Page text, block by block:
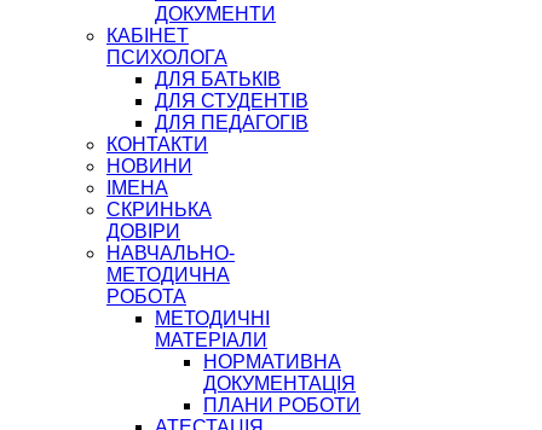
ДОКУМЕНТИ
КАБІНЕТ
ПСИХОЛОГА
ДЛЯ БАТЬКІВ
ДЛЯ СТУДЕНТІВ
ДЛЯ ПЕДАГОГІВ
КОНТАКТИ
НОВИНИ
ІМЕНА
СКРИНЬКА
ДОВІРИ
НАВЧАЛЬНО-
МЕТОДИЧНА
РОБОТА
МЕТОДИЧНІ
МАТЕРІАЛИ
НОРМАТИВНА
ДОКУМЕНТАЦІЯ
ПЛАНИ РОБОТИ